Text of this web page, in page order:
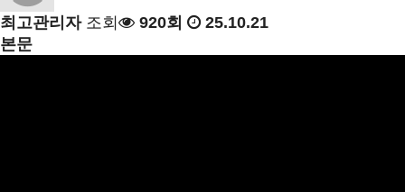
최고관리자 조회 920회
25.10.21
본문